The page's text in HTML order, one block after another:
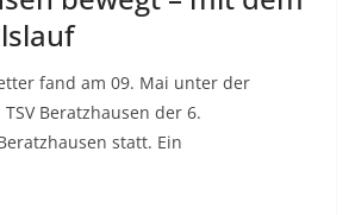
fand am 09. Mai unter der
Beratzhausen der 6.
statt. Ein